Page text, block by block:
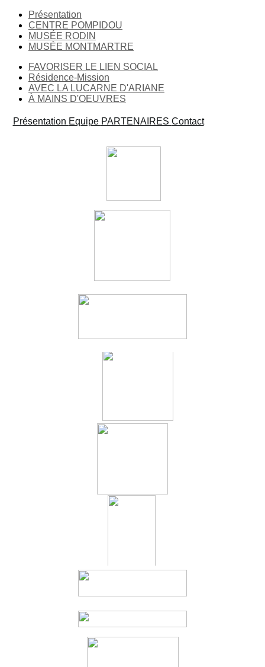
Présentation
CENTRE POMPIDOU
MUSÉE RODIN
MUSÉE MONTMARTRE
FAVORISER LE LIEN SOCIAL
Résidence-Mission
AVEC LA LUCARNE D'ARIANE
À MAINS D'OEUVRES
Présentation Equipe PARTENAIRES Contact